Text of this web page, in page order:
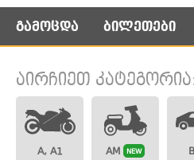
გამოცდა ბილეთები
აირჩიეთ
A, A1 AM NEW